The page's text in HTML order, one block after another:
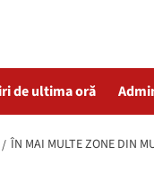
de ultima oră
ÎN MAI MULTE ZONE DIN